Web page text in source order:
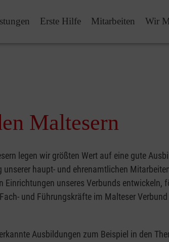
Erste Hilfe Mitarbeiten Wir
Maltesern
legen wir größten Wert auf eine gute
unserer haupt- und ehrenamtlichen
Einrichtungen unseres Verbunds entwickeln,
und Führungskräfte im Malteser
Ausbildungen zum Beispiel in den